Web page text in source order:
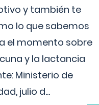
y también te
lo que sabemos
el momento sobre
y la lactancia
Ministerio de
julio d...